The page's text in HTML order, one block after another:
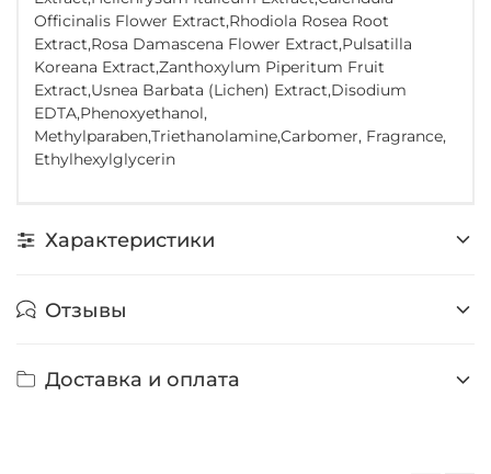
Officinalis Flower Extract,Rhodiola Rosea Root
Extract,Rosa Damascena Flower Extract,Pulsatilla
Koreana Extract,Zanthoxylum Piperitum Fruit
Extract,Usnea Barbata (Lichen) Extract,Disodium
EDTA,Phenoxyethanol,
Methylparaben,Triethanolamine,Carbomer, Fragrance,
Ethylhexylglycerin
Характеристики
Отзывы
Доставка и оплата